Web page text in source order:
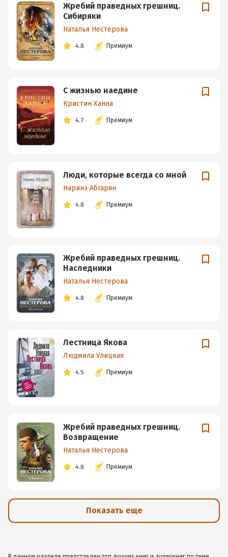
Жребий праведных грешниц.
Сибиряки
Наталья Нестерова
4.8 Премиум
С жизнью наедине
Кристин Ханна
4.7 Премиум
Люди, которые всегда со мной
Наринэ Абгарян
4.8 Премиум
Жребий праведных грешниц.
Наследники
Наталья Нестерова
4.8 Премиум
Лестница Якова
Людмила Улицкая
4.5 Премиум
Жребий праведных грешниц.
Возвращение
Наталья Нестерова
4.8 Премиум
Показать еще